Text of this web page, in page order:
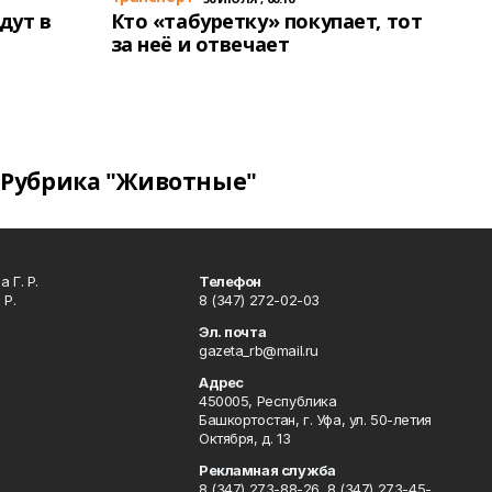
в
Кто «табуретку» покупает, тот
за неё и отвечает
Рубрика "Животные"
Г. Р.
Р.
Телефон
8 (347) 272-02-03
Эл. почта
gazeta_rb@mail.ru
Адрес
450005, Республика
Башкортостан, г. Уфа, ул. 50-летия
Октября, д. 13
Рекламная служба